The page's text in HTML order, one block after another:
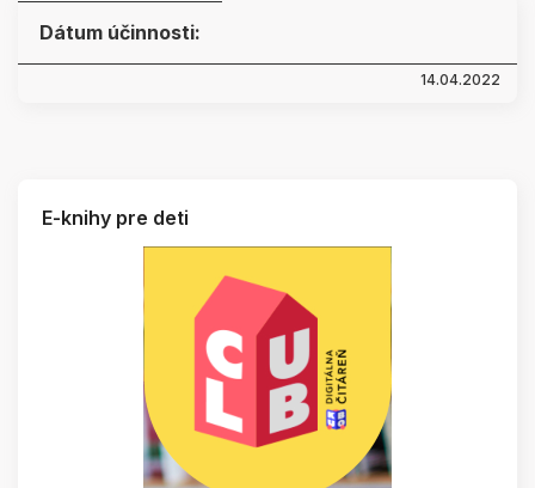
Dátum účinnosti:
14.04.2022
E-knihy pre deti